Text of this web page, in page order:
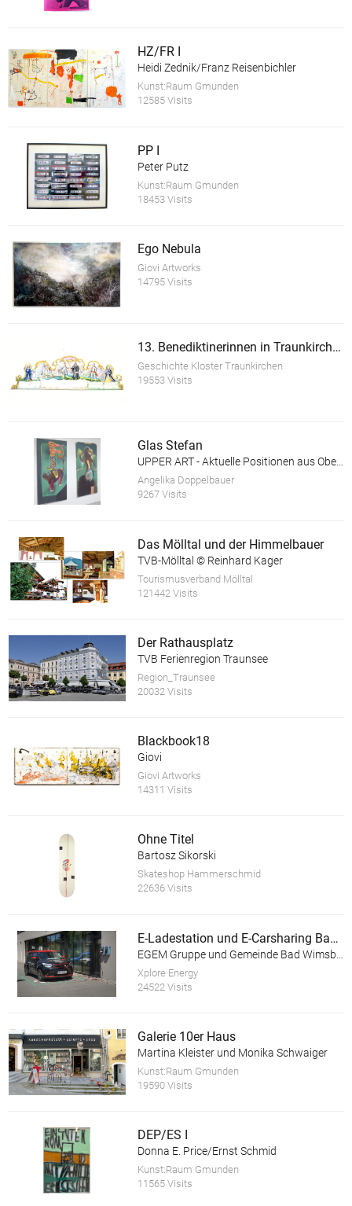
HZ/FR I
Heidi Zednik/Franz Reisenbichler
Kunst:Raum Gmunden
12585 Visits
PP I
Peter Putz
Kunst:Raum Gmunden
18453 Visits
Ego Nebula
Giovi Artworks
14795 Visits
13. Benediktinerinnen in Traunkirchen
Geschichte Kloster Traunkirchen
19553 Visits
Glas Stefan
UPPER ART - Aktuelle Positionen aus Oberösterreich. Ausstellung in der Galerie im Granitmuseum Schärding
Angelika Doppelbauer
9267 Visits
Das Mölltal und der Himmelbauer
TVB-Mölltal © Reinhard Kager
Tourismusverband Mölltal
121442 Visits
Der Rathausplatz
TVB Ferienregion Traunsee
Region_Traunsee
20032 Visits
Blackbook18
Giovi
Giovi Artworks
14311 Visits
Ohne Titel
Bartosz Sikorski
Skateshop Hammerschmid
22636 Visits
E-Ladestation und E-Carsharing Bad Wimsbach-Neydharting
Xplore Energy
24522 Visits
Galerie 10er Haus
Martina Kleister und Monika Schwaiger
Kunst:Raum Gmunden
19590 Visits
DEP/ES I
Donna E. Price/Ernst Schmid
Kunst:Raum Gmunden
11565 Visits